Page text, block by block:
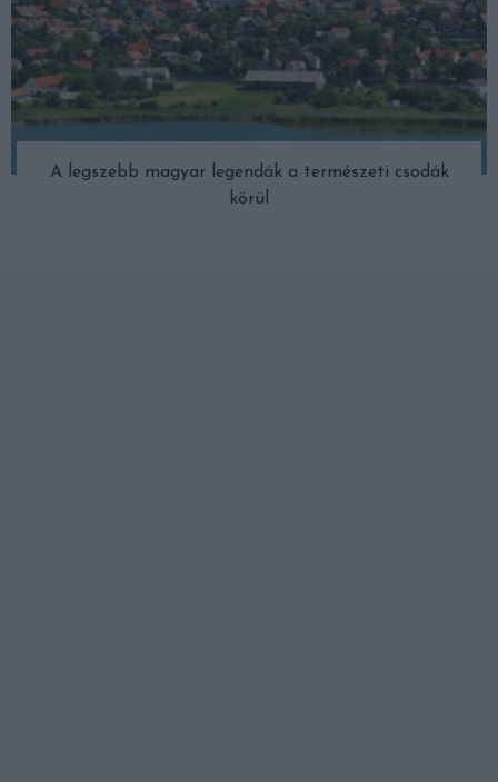
A legszebb magyar legendák a természeti csodák
körül